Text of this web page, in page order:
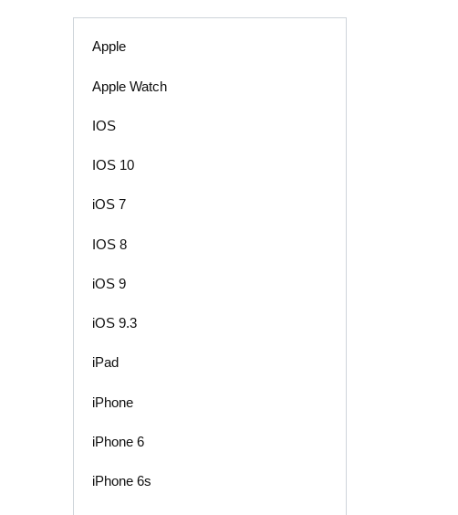
Apple
Apple Watch
IOS
IOS 10
iOS 7
IOS 8
iOS 9
iOS 9.3
iPad
iPhone
iPhone 6
iPhone 6s